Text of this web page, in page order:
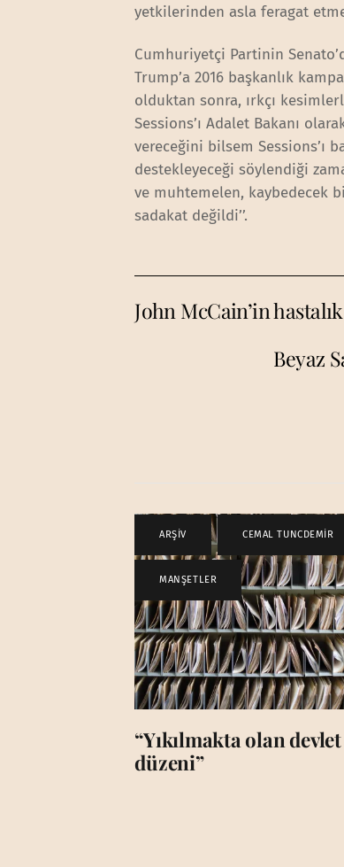
yetkilerinden asla feragat
Cumhuriyetçi Partinin
Trump’a 2016 başkanlık
olduktan sonra, ırkçı
Sessions’ı Adalet Bakanı
vereceğini bilsem Sessions’ı
destekleyeceği söylendiği
ve muhtemelen, kaybedecek
sadakat değildi’’.
John McCain’in
Beyaz
ARŞİV , CEMAL TUNCDEMİR
MANŞETLER
“Yıkılmakta olan devlet
düzeni”